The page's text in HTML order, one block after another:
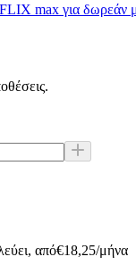
max για δωρεάν
, από€18,25/μήνα